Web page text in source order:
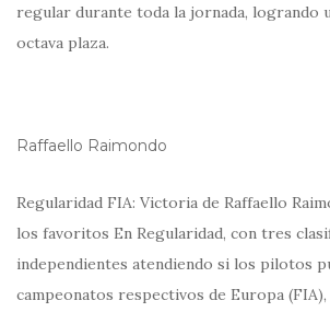
regular durante toda la jornada, logrando
octava plaza.
Raffaello Raimondo
Regularidad FIA: Victoria de Raffaello
los favoritos En Regularidad, con tres
independientes atendiendo si los pilotos
campeonatos respectivos de Europa (FIA),